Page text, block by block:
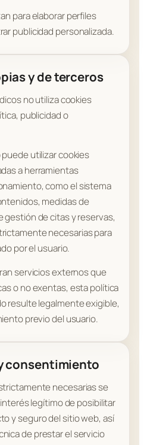
para elaborar perfiles
publicidad personalizada.
y de terceros
no utiliza cookies
publicidad o
utilizar cookies
a herramientas
como el sistema
medidas de
gestión de citas y reservas,
necesarias para
por el usuario.
servicios externos que
o no exentas, esta política
resulte legalmente exigible,
previo del usuario.
consentimiento
necesarias se
legítimo de posibilitar
y seguro del sitio web, así
de prestar el servicio